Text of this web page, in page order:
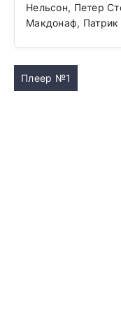
Нельсон, Петер
Макдонаф, Патрик
Плеер №1